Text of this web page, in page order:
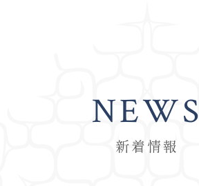
NEWS
新着情報